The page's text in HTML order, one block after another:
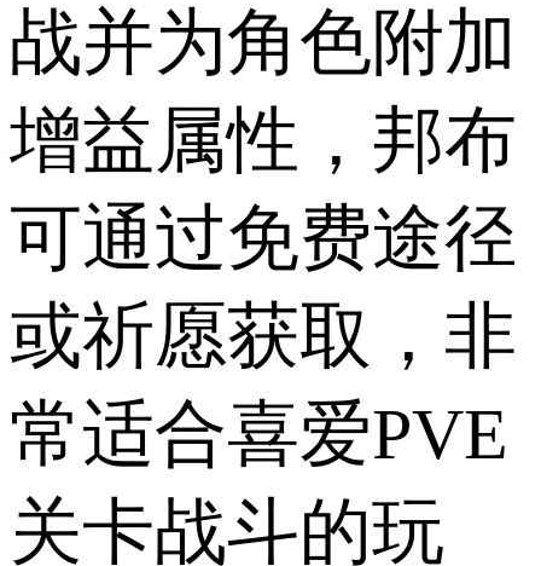
战并为角色附加
增益属性，邦布
可通过免费途径
或祈愿获取，非
常适合喜爱PVE
关卡战斗的玩